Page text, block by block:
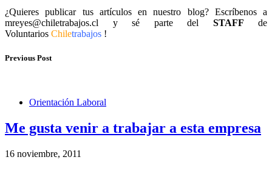
¿Quieres publicar tus artículos en nuestro blog? Escríbenos a
mreyes@chiletrabajos.cl y sé parte del STAFF de
Voluntarios Chiletrabajos !
Previous Post
Orientación Laboral
Me gusta venir a trabajar a esta empresa
16 noviembre, 2011